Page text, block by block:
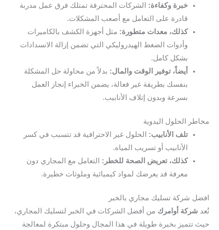
خبرة وكفاءة: الشركات المحترفة تمتلك فرق عمل مدربة
قادرة على التعامل مع أصعب المشكلات.
كذلك، معدات متطورة: مثل أجهزة الكشف بالكاميرات
وأدوات الضغط الهيدروليكي التي تضمن إزالة الانسدادات
بشكل كامل.
أيضاً، توفير الوقت والمال: بدلاً من محاولة حل المشكلة
بنفسك بطريقة غير فعالة، يضمن الخبراء إنجاز العمل
بسرعة وبدون إتلاف الأنابيب.
مخاطر الحلول اليدوية
تلف الأنابيب: الحلول غير الاحترافية قد تتسبب في كسر
الأنابيب أو تسريب المياه.
كذلك، تعريض الصحة للخطر: التعامل مع المجاري دون
معرفة قد يعرضك لمواد كيميائية وملوثات خطيرة.
افضل شركة تسليك مجاري بالخبر
تُعد شركة أوامرك من أفضل الشركات في الخبر لتسليك المجاري،
حيث تتميز بخبرة طويلة في هذا المجال وحلول مبتكرة لمعالجة